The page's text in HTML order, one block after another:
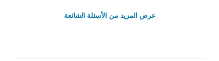
عرض المزيد من الأسئلة الشائعة